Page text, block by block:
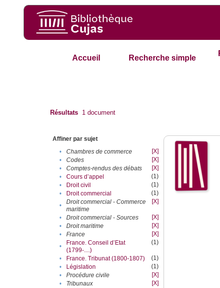
Accueil Recherche simple
Résultats 1 document
Affiner par sujet
•
Chambres de commerce
[X]
•
Codes
[X]
•
Comptes-rendus des débats
[X]
•
Cours d’appel
(1)
•
Droit civil
(1)
•
Droit commercial
(1)
•
Droit commercial - Commerce
maritime
[X]
• Droit commercial - Sources
[X]
•
Droit maritime
[X]
•
France
[X]
•
France. Conseil d’Etat
(1799-....)
(1)
• France. Tribunat (1800-1807)
(1)
•
Législation
(1)
•
Procédure civile
[X]
•
Tribunaux
[X]